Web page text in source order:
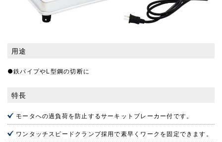
用途
●鉄パイプやL型鋼の切断に
特長
モータへの過負荷を防止するサーキットブレーカー付です。
ワンタッチスピードクランプ採用で素早くワークを固定できます。